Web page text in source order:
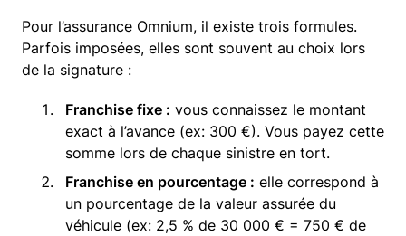
Pour l’assurance Omnium, il existe trois formules.
Parfois imposées, elles sont souvent au choix lors
de la signature :
Franchise fixe : vous connaissez le montant
exact à l’avance (ex: 300 €). Vous payez cette
somme lors de chaque sinistre en tort.
Franchise en pourcentage : elle correspond à
un pourcentage de la valeur assurée du
véhicule (ex: 2,5 % de 30 000 € = 750 € de